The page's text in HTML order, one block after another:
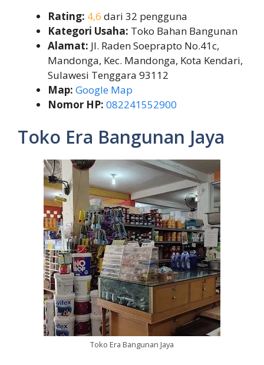
Rating: 4,6 dari 32 pengguna
Kategori Usaha: Toko Bahan Bangunan
Alamat: Jl. Raden Soeprapto No.41c,
Mandonga, Kec. Mandonga, Kota Kendari,
Sulawesi Tenggara 93112
Map: Google Map
Nomor HP: 082241552900
Toko Era Bangunan Jaya
Toko Era Bangunan Jaya